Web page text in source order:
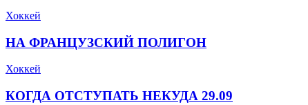
Хоккей
НА ФРАНЦУЗСКИЙ ПОЛИГОН
Хоккей
КОГДА ОТСТУПАТЬ НЕКУДА 29.09